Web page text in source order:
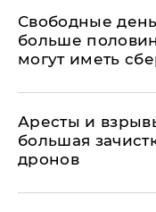
Свободные
больше
могут иметь
Аресты и
большая
дронов